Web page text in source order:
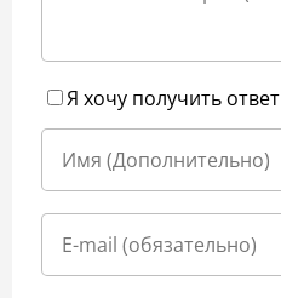
Я хочу получить